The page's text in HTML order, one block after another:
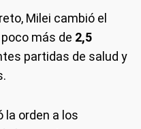
Milei cambió el
más de 2,5
partidas de salud y
la orden a los